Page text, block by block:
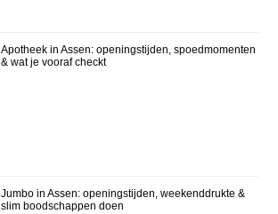
Apotheek in Assen: openingstijden, spoedmomenten
& wat je vooraf checkt
Jumbo in Assen: openingstijden, weekenddrukte &
slim boodschappen doen